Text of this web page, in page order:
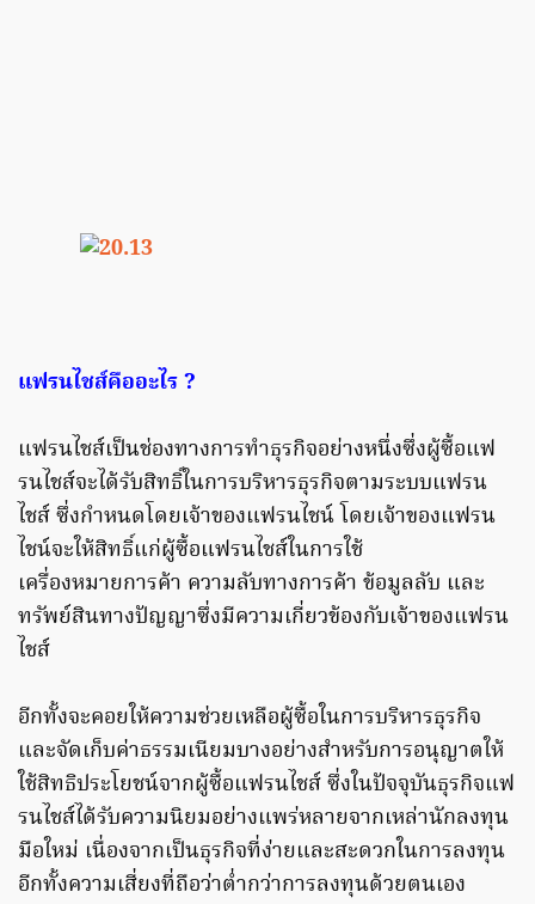
แฟรนไชส์คืออะไร ?
แฟรนไชส์เป็นช่องทางการทำธุรกิจอย่างหนึ่งซึ่งผู้ซื้อแฟ
รนไชส์จะได้รับสิทธิ์ในการบริหารธุรกิจตามระบบแฟรน
ไชส์ ซึ่งกำหนดโดยเจ้าของแฟรนไชน์ โดยเจ้าของแฟรน
ไชน์จะให้สิทธิ์แก่ผู้ซื้อแฟรนไชส์ในการใช้
เครื่องหมายการค้า ความลับทางการค้า ข้อมูลลับ และ
ทรัพย์สินทางปัญญาซึ่งมีความเกี่ยวข้องกับเจ้าของแฟรน
ไชส์
อีกทั้งจะคอยให้ความช่วยเหลือผู้ซื้อในการบริหารธุรกิจ
และจัดเก็บค่าธรรมเนียมบางอย่างสำหรับการอนุญาตให้
ใช้สิทธิประโยชน์จากผู้ซื้อแฟรนไชส์ ซึ่งในปัจจุบันธุรกิจแฟ
รนไชส์ได้รับความนิยมอย่างแพร่หลายจากเหล่านักลงทุน
มือใหม่ เนื่องจากเป็นธุรกิจที่ง่ายและสะดวกในการลงทุน
อีกทั้งความเสี่ยงที่ถือว่าต่ำกว่าการลงทุนด้วยตนเอง